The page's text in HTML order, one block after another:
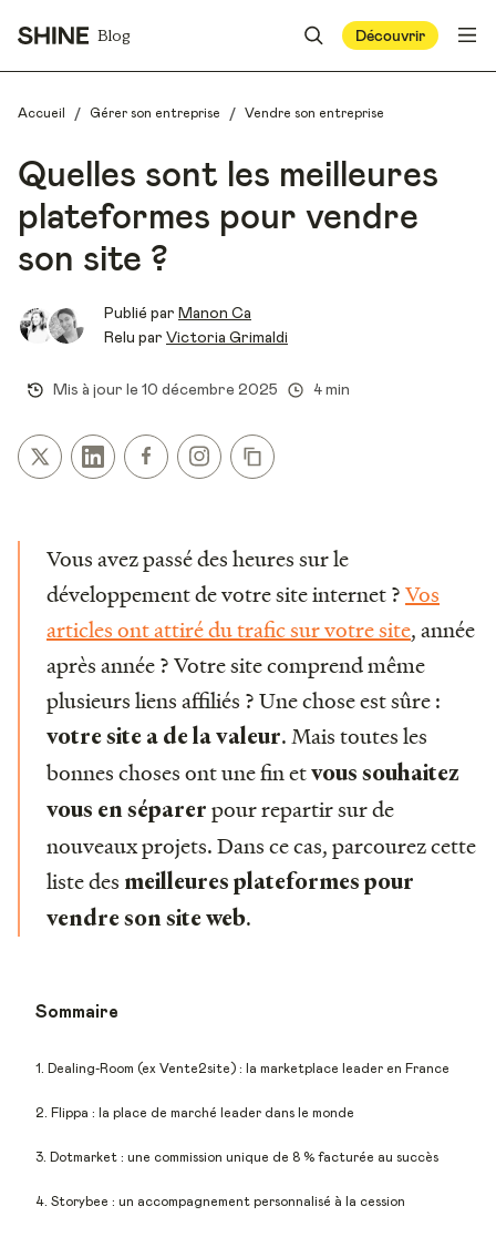
Blog Découvrir
Accueil / Gérer son entreprise / Vendre son entreprise
Quelles sont les meilleures
plateformes pour vendre
son site ?
Publié par Manon Ca
Relu par Victoria Grimaldi
Mis à jour le 10 décembre 2025 4 min
Vous avez passé des heures sur le
développement de votre site internet ?Vos
articles ont attiré du trafic sur votre site, année
après année ? Votre site comprend même
plusieurs liens affiliés ? Une chose est sûre :
votre site a de la valeur. Mais toutes les
bonnes choses ont une fin etvous souhaitez
vous en séparer pour repartir sur de
nouveaux projets. Dans ce cas, parcourez cette
liste des meilleures plateformes pour
vendre son site web.
Sommaire
1. Dealing-Room (ex Vente2site) : la marketplace leader en France
2. Flippa : la place de marché leader dans le monde
3. Dotmarket : une commission unique de 8 % facturée au succès
4. Storybee : un accompagnement personnalisé à la cession